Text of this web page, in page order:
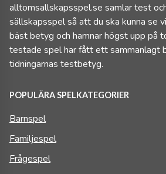
alltomsallskapsspel.se samlar test
sällskapsspel så att du ska kunna se
bäst betyg och hamnar högst upp på
testade spel har fått ett sammanlagt
tidningarnas testbetyg.
POPULÄRA SPELKATEGORIER
Barnspel
Familjespel
Frågespel